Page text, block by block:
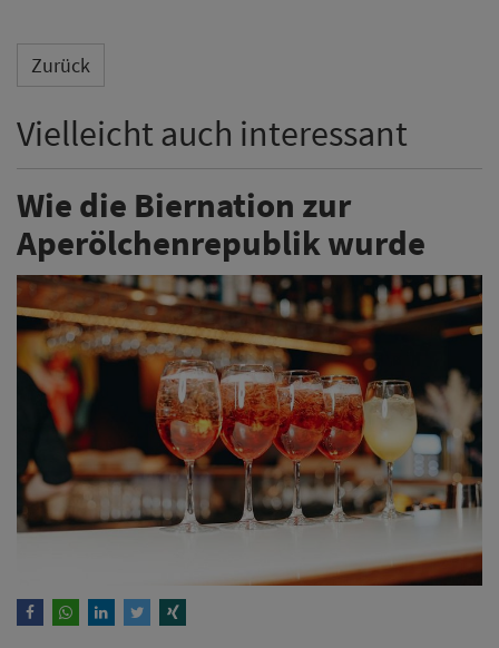
Zurück
Vielleicht auch interessant
Wie die Biernation zur
Aperölchenrepublik wurde